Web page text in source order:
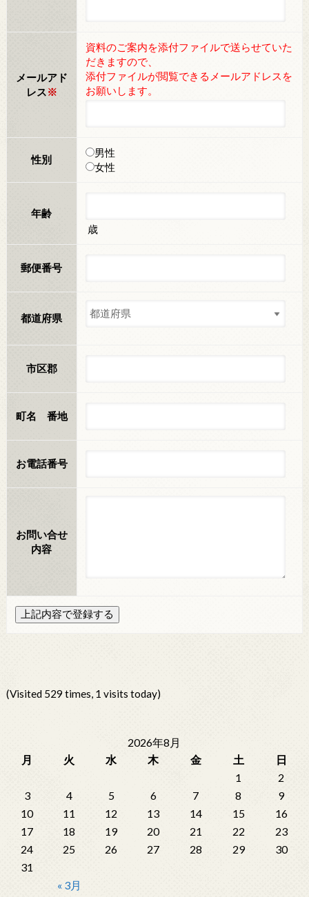
メールアド
レス※
資料のご案内を添付ファイルで送らせていた
だきますので、
添付ファイルが閲覧できるメールアドレスを
お願いします。
性別
男性
女性
年齢
歳
郵便番号
都道府県
市区郡
町名 番地
お電話番号
お問い合せ
内容
(Visited 529 times, 1 visits today)
2026年8月
月
火 水 木 金 土 日
« 3月
1
2
3
4 5 6 7 8
9
10
11 12 13 14 15
16
17
18 19 20 21 22
23
24
25 26 27 28 29
30
31